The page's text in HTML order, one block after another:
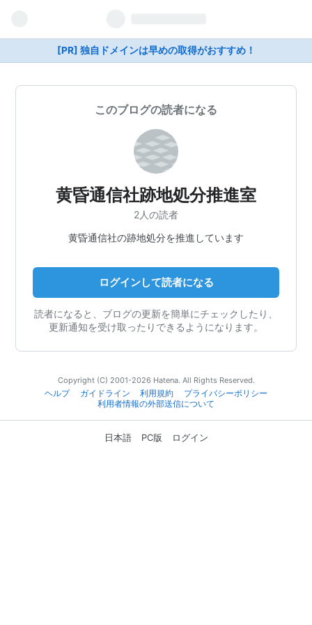
[PR] 独自ドメインは早めの取得がおすすめ！
このブログの読者になる
黄昏通信社跡地処分推進室
2人の読者
黄昏通信社の跡地処分を推進しています
ログインして読者になる
読者になると、ブログの更新を簡単にチェックしたり、
更新通知を受け取ったりできるようになります。
Copyright (C) 2001-2026 Hatena. All Rights Reserved.
ヘルプ
ガイドライン 利用規約
プライバシーポリシー
利用者情報の外部送信について
日本語 PC版 ログイン